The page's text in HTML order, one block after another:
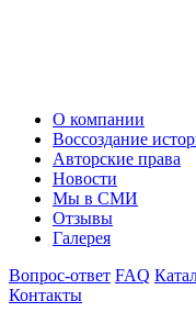
О компании
Воссоздание
Авторские права
Новости
Мы в СМИ
Отзывы
Галерея
Вопрос-ответ FAQ
Контакты